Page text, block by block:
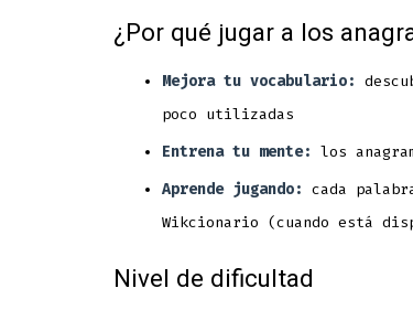
¿Por qué jugar a los
Mejora tu vocabulario:
poco utilizadas
Entrena tu mente: los
Aprende jugando: cada
Wikcionario (cuando está
Nivel de dificultad